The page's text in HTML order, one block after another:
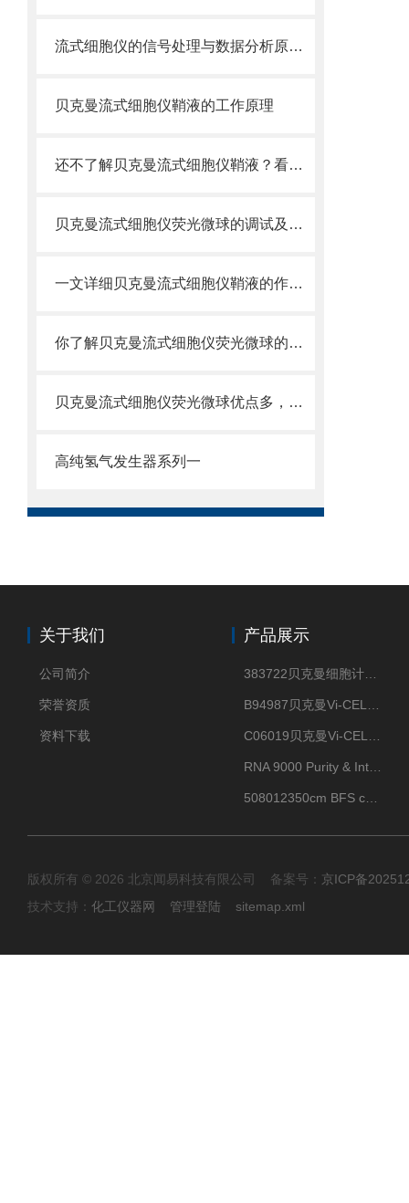
流式细胞仪的信号处理与数据分析原理分析
贝克曼流式细胞仪鞘液的工作原理
还不了解贝克曼流式细胞仪鞘液？看这里就对了！
贝克曼流式细胞仪荧光微球的调试及使用
一文详细贝克曼流式细胞仪鞘液的作用原理
你了解贝克曼流式细胞仪荧光微球的制备之怎样的吗
贝克曼流式细胞仪荧光微球优点多，实用效果好
高纯氢气发生器系列一
关于我们
公司简介
荣誉资质
资料下载
产品展示
版权所有 © 2026 北京闻易科技有限公司 备案号： 京ICP备
技术支持： 化工仪器网 管理登陆 sitemap.xml